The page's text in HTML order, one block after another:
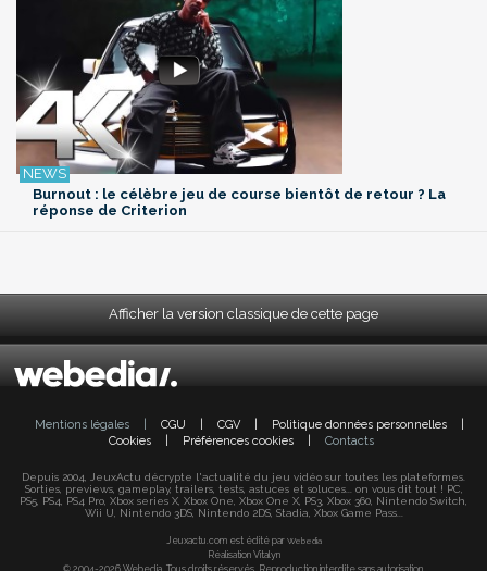
Burnout : le célèbre jeu de course bientôt de retour ? La
réponse de Criterion
Afficher la version classique de cette page
Mentions légales CGU CGV Politique données personnelles
Cookies
Préférences cookies Contacts
Depuis 2004, JeuxActu décrypte l'actualité du jeu vidéo sur toutes les plateformes.
Sorties, previews, gameplay, trailers, tests, astuces et soluces... on vous dit tout ! PC,
PS5, PS4, PS4 Pro, Xbox series X, Xbox One, Xbox One X, PS3, Xbox 360, Nintendo Switch,
Wii U, Nintendo 3DS, Nintendo 2DS, Stadia, Xbox Game Pass...
Jeuxactu.com est édité par Webedia
Réalisation Vitalyn